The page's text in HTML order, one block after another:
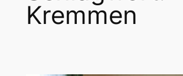
Kremmen